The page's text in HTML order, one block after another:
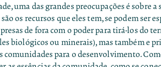
uma das grandes preocupações é sobre
os recursos que eles tem, se podem ser
de fora com o poder para tirá-los do
biológicos ou minerais), mas também e
comunidades para o desenvolvimento.